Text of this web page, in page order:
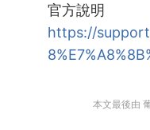
官方說明
https://
本文最後由